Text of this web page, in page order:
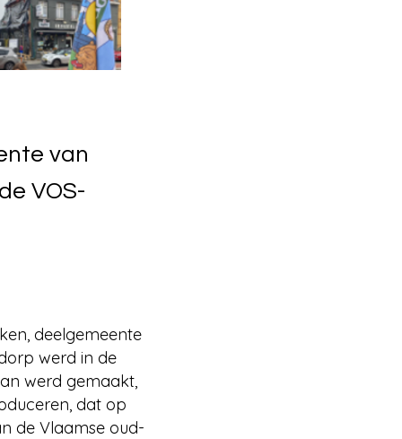
van
VOS-
deelgemeente
werd in de
werd gemaakt,
dat op
de Vlaamse oud-